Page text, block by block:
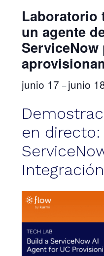
Laboratorio
un agente
ServiceNow
junio 17 – junio
en directo: